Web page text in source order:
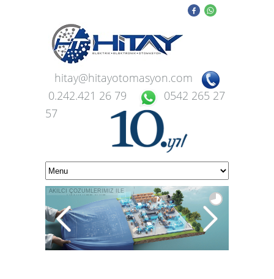
hitay@hitayotomasyon.com
0.242.421 26 79
0542 265 27
57